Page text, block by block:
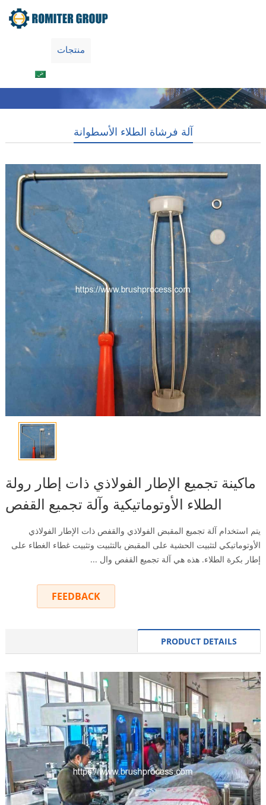
منتجات
آلة فرشاة الطلاء الأسطوانة
ماكينة تجميع الإطار الفولاذي ذات إطار رولة
الطلاء الأوتوماتيكية وآلة تجميع القفص
يتم استخدام آلة تجميع المقبض الفولاذي والقفص ذات الإطار الفولاذي
الأوتوماتيكي لتثبيت الحشية على المقبض بالتثبيت وتثبيت غطاء الغطاء على
إطار بكرة الطلاء. هذه هي آلة تجميع القفص وال ...
FEEDBACK
PRODUCT DETAILS